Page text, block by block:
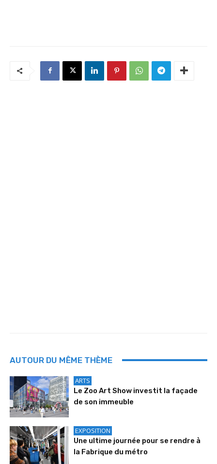
AUTOUR DU MÊME THÈME
ARTS
Le Zoo Art Show investit la façade
de son immeuble
EXPOSITION
Une ultime journée pour se rendre à
la Fabrique du métro